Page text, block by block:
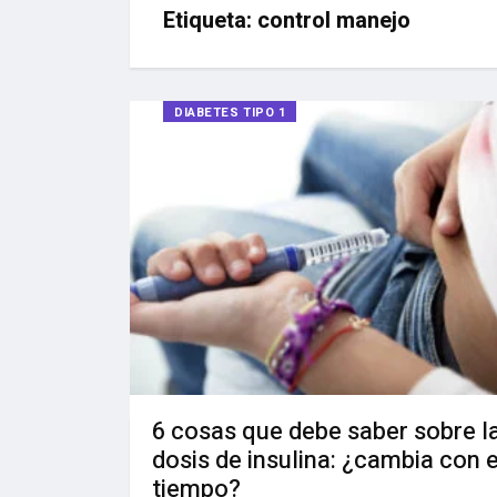
Etiqueta: control manejo
DIABETES TIPO 1
6 cosas que debe saber sobre
dosis de insulina: ¿cambia con
tiempo?